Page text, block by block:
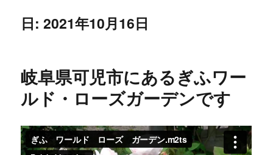
日: 2021年10月16日
岐阜県可児市にあるぎふワー
ルド・ローズガーデンです